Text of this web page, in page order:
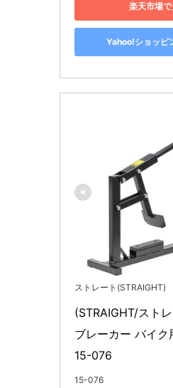
楽天市場で
Yahoo!ショッピ
ストレート(STRAIGHT)
(STRAIGHT/スト
ブレーカー バイ
15-076
15-076